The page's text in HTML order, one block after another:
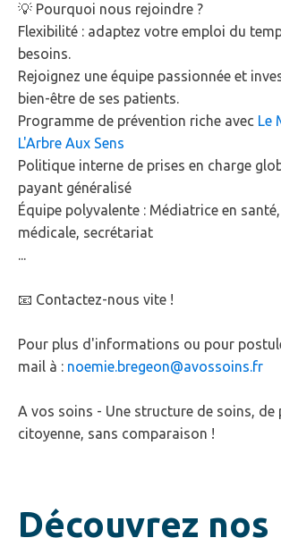
💡 Pourquoi nous rejoindre ?
Flexibilité : adaptez votre emploi du
besoins.
Rejoignez une équipe passionnée et
bien-être de ses patients.
Programme de prévention riche avec Le
L'Arbre Aux Sens
Politique interne de prises en charge
payant généralisé
Équipe polyvalente : Médiatrice en
médicale, secrétariat
...
📧 Contactez-nous vite !
Pour plus d'informations ou pour
mail à : noemie.bregeon@avossoins.fr
A vos soins - Une structure de soins, de
citoyenne, sans comparaison !
Découvrez nos